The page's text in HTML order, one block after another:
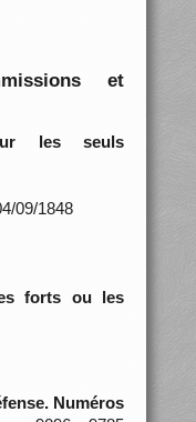
et
les seuls
09/1848
forts ou les
Numéros